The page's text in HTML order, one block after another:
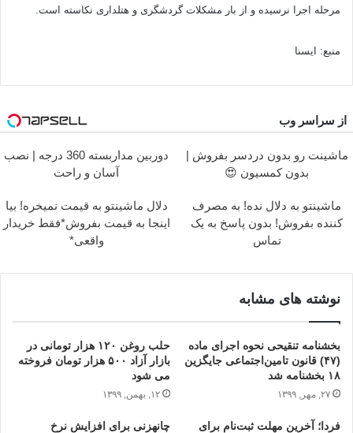
مرحله اجرا نرسیده و از بار مشکلات گردشگری و هتلداری نکاسته است.
منبع: ایسنا
از سراسر وب
ماشینت رو بدون دردسر بفروش |
بدون کمسیون 😍
دوربین مداربسته 360 درجه | نصب
آسان و راحت
ماشینتو به دلال نده! به مصرف
کننده بفروش! بدون پاسخ به یک
تماس
دلال ماشینتو به قیمت نمیخره! بیا
اینجا به قیمت بفروش*فقط خریدار
واقعی*
نوشته های مشابه
بخشنامه تنقیحی نحوه اجرای ماده
(۴۷) قانون تامین‌اجتماعی جایگزین
۱۸ بخشنامه شد
۲۷, مهر, ۱۳۹۹
حلب روغن ۱۲۰ هزار تومانی در
بازار آزاد ۵۰۰ هزار تومان فروخته
می شود
۱۲, بهمن, ۱۳۹۹
فردا؛ آخرین مهلت ثبت‌نام برای
چانه‎زنی برای افزایش نرخ